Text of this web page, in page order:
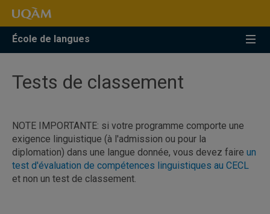
Accéder
recherche
Accéder
menu
pricipal
Accéder
zone
École de langues
Tests de classement
NOTE IMPORTANTE: si votre programme comporte une
exigence linguistique (à l'admission ou pour la
diplomation) dans une langue donnée, vous devez faire un
test d'évaluation de compétences linguistiques au CECL
et non un test de classement.